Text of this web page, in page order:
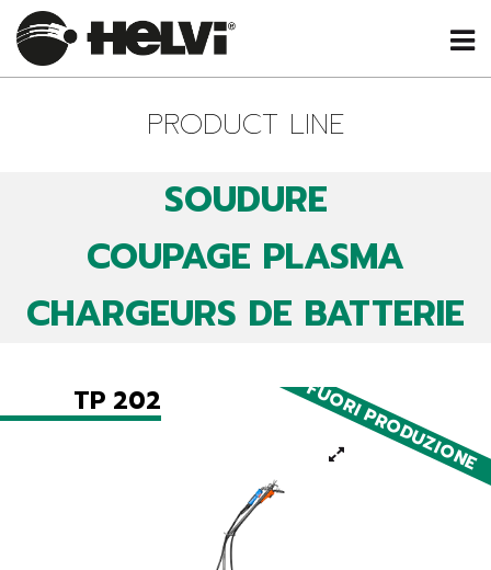
PRODUCT LINE
SOUDURE
COUPAGE PLASMA
CHARGEURS DE BATTERIE
FUORI PRODUZIONE
TP 202